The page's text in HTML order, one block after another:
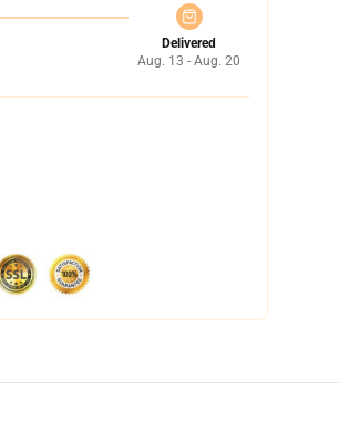
Delivered
Aug. 13 - Aug. 20